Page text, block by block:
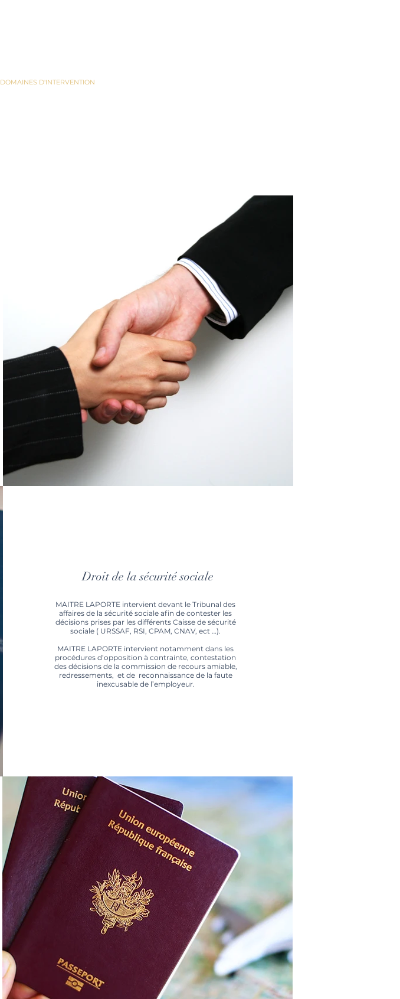
DOMAINES D'INTERVENTION
Droit de la sécurité sociale
MAITRE LAPORTE intervient devant le Tribunal des
affaires de la sécurité sociale afin de contester les
décisions prises par les différents Caisse de sécurité
sociale ( URSSAF, RSI, CPAM, CNAV, ect …).
MAITRE LAPORTE intervient notamment dans les
procédures d’opposition à contrainte, contestation
des décisions de la commission de recours amiable,
redressements, et de reconnaissance de la faute
inexcusable de l’employeur.